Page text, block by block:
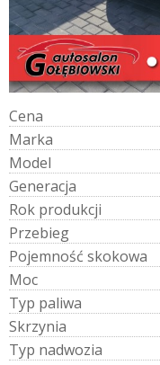
Cena
Marka
Model
Generacja
Rok produkcji
Przebieg
Pojemność skokowa
Moc
Typ paliwa
Skrzynia
Typ nadwozia